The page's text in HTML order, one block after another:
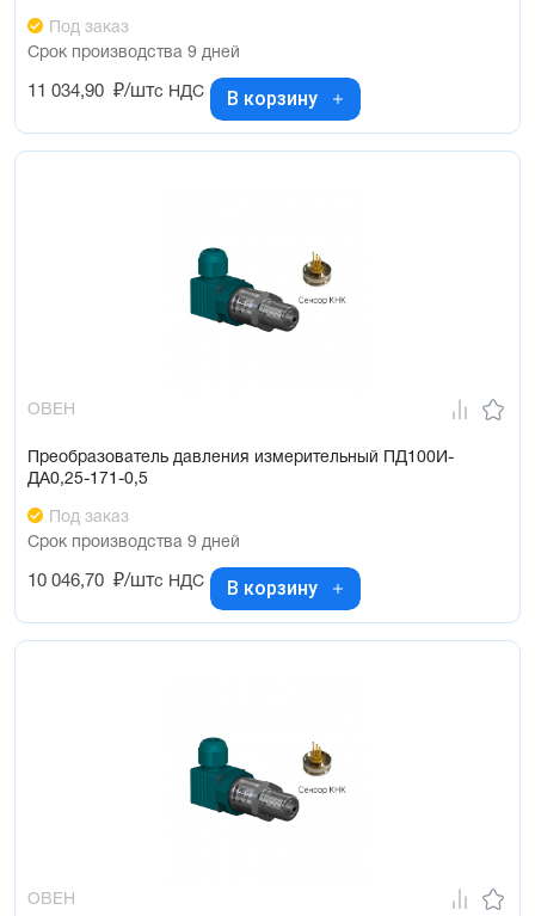
Под заказ
Срок производства 9 дней
11 034,90 ₽/штс НДС В корзину
ОВЕН
Преобразователь давления измерительный ПД100И-
ДА0,25-171-0,5
Под заказ
Срок производства 9 дней
10 046,70 ₽/штс НДС В корзину
ОВЕН